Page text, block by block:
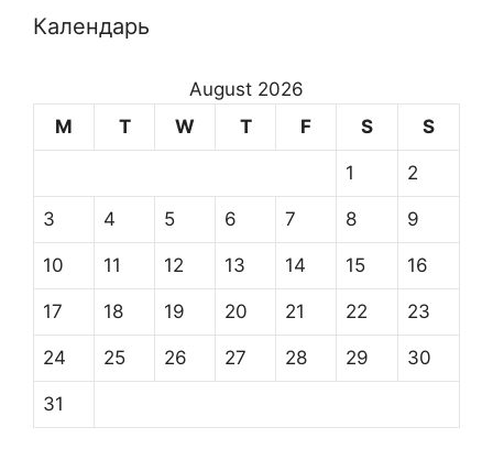
Календарь
August 2026
M
T W T F S S
1 2
3 4 5 6 7 8 9
10 11 12 13 14 15 16
17 18 19 20 21 22 23
24 25 26 27 28 29 30
31